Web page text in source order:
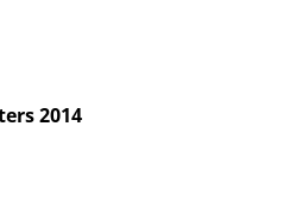
2014